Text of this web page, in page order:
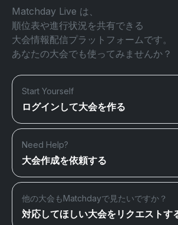
Matchday Live は、
順位表や進行状況を共有できる
大会情報配信プラットフォームです。
あなたの大会でも使ってみませんか？
Start Yourself
ログインして大会を作る
Need Help?
大会作成を依頼する
他の大会もMatchdayで見たいですか？
対応してほしい大会をリクエストす